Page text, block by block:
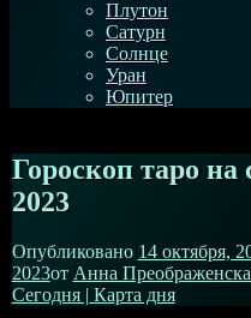
Плутон
Сатурн
Солнце
Уран
Юпитер
Гороскоп таро на
2023
Опубликовано 14 октября,
2023от Анна
Сегодня | Карта дня